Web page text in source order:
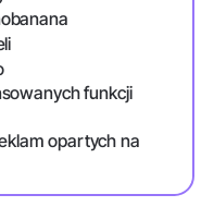
funkcji
opartych na